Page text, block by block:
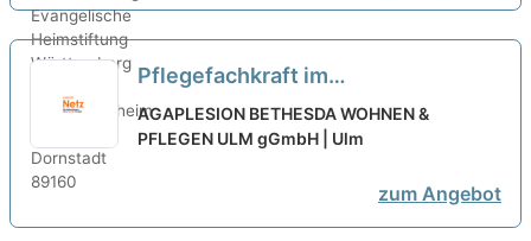
Pflegefachkraft im
Seniorenzentrum (w/m/d) Vollzeit /
Teilzeit neu
AGAPLESION BETHESDA WOHNEN &
PFLEGEN ULM gGmbH | Ulm
zum Angebot